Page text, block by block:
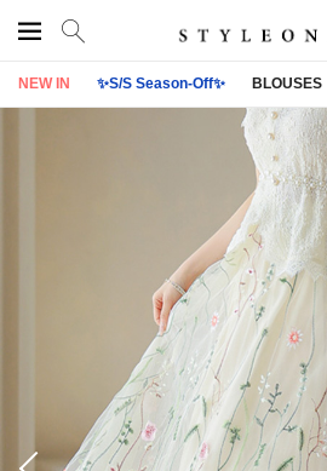
NEW IN ✨S/S Season-Off✨ BLOUSES